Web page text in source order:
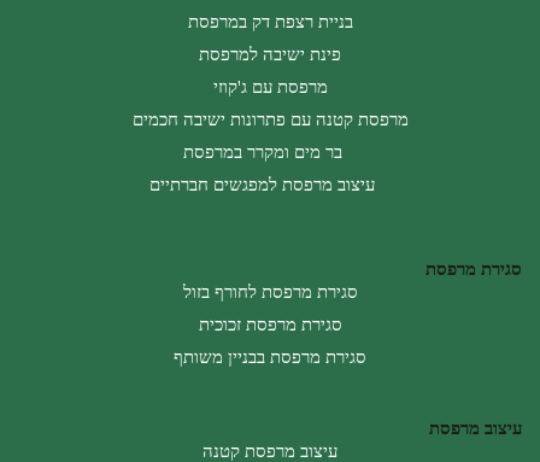
סגירת מרפסת
סגירת מרפסת לחורף בזול
סגירת מרפסת זכוכית
סגירת מרפסת בבניין משותף
עיצוב מרפסת
עיצוב מרפסת קטנה
בניית רצפת דק במרפסת
פינת ישיבה למרפסת
מרפסת עם ג'קוזי
מרפסת קטנה עם פתרונות ישיבה חכמים
בר מים ומקרר במרפסת
עיצוב מרפסת למפגשים חברתיים